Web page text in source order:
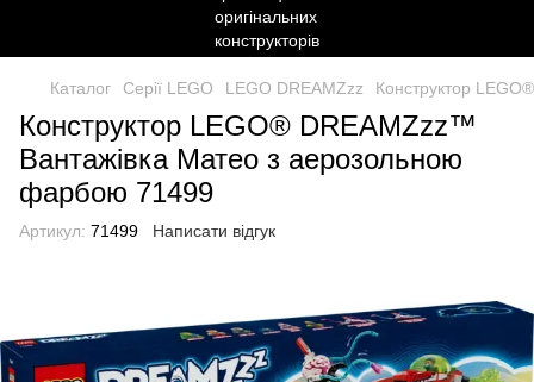
Каталог Серії LEGO LEGO DREAMZzz Конструктор
Конструктор LEGO® DREAMZzz™
Вантажівка Матео з аерозольною
фарбою 71499
Артикул: 71499 Написати відгук